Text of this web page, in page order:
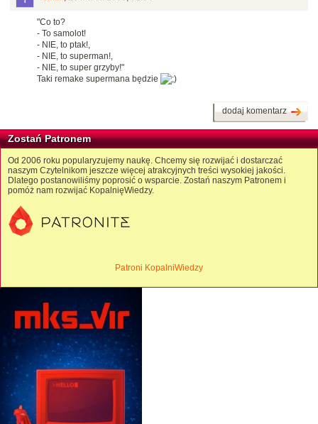
"Co to?
- To samolot!
- NIE, to ptak!,
- NIE, to superman!,
- NIE, to super grzyby!"
Taki remake supermana będzie
dodaj komentarz
Zostań Patronem
Od 2006 roku popularyzujemy naukę. Chcemy się rozwijać i dostarczać
naszym Czytelnikom jeszcze więcej atrakcyjnych treści wysokiej jakości.
Dlatego postanowiliśmy poprosić o wsparcie. Zostań naszym Patronem i
pomóż nam rozwijać KopalnięWiedzy.
Patroni KopalniWiedzy